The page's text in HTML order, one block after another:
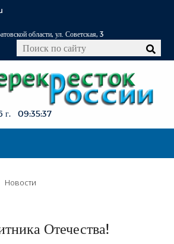
области, ул. Советская, 3
г. 09:35:37
Новости
Отечества!